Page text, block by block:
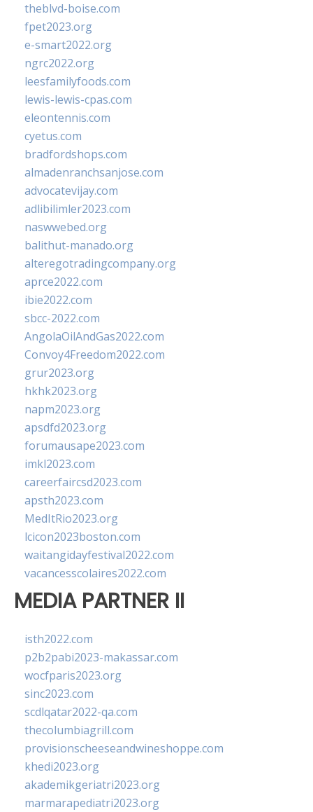
theblvd-boise.com
fpet2023.org
e-smart2022.org
ngrc2022.org
leesfamilyfoods.com
lewis-lewis-cpas.com
eleontennis.com
cyetus.com
bradfordshops.com
almadenranchsanjose.com
advocatevijay.com
adlibilimler2023.com
naswwebed.org
balithut-manado.org
alteregotradingcompany.org
aprce2022.com
ibie2022.com
sbcc-2022.com
AngolaOilAndGas2022.com
Convoy4Freedom2022.com
grur2023.org
hkhk2023.org
napm2023.org
apsdfd2023.org
forumausape2023.com
imkl2023.com
careerfaircsd2023.com
apsth2023.com
MedItRio2023.org
lcicon2023boston.com
waitangidayfestival2022.com
vacancesscolaires2022.com
MEDIA PARTNER II
isth2022.com
p2b2pabi2023-makassar.com
wocfparis2023.org
sinc2023.com
scdlqatar2022-qa.com
thecolumbiagrill.com
provisionscheeseandwineshoppe.com
khedi2023.org
akademikgeriatri2023.org
marmarapediatri2023.org